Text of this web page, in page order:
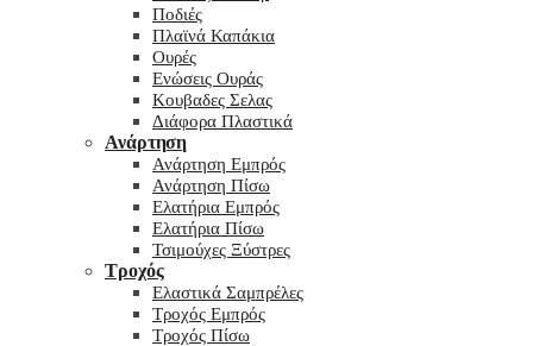
Ποδιές
Πλαϊνά Καπάκια
Ουρές
Ενώσεις Ουράς
Κουβαδες Σελας
Διάφορα Πλαστικά
Ανάρτηση
Ανάρτηση Εμπρός
Ανάρτηση Πίσω
Ελατήρια Εμπρός
Ελατήρια Πίσω
Τσιμούχες Ξύστρες
Τροχός
Ελαστικά Σαμπρέλες
Τροχός Εμπρός
Τροχός Πίσω